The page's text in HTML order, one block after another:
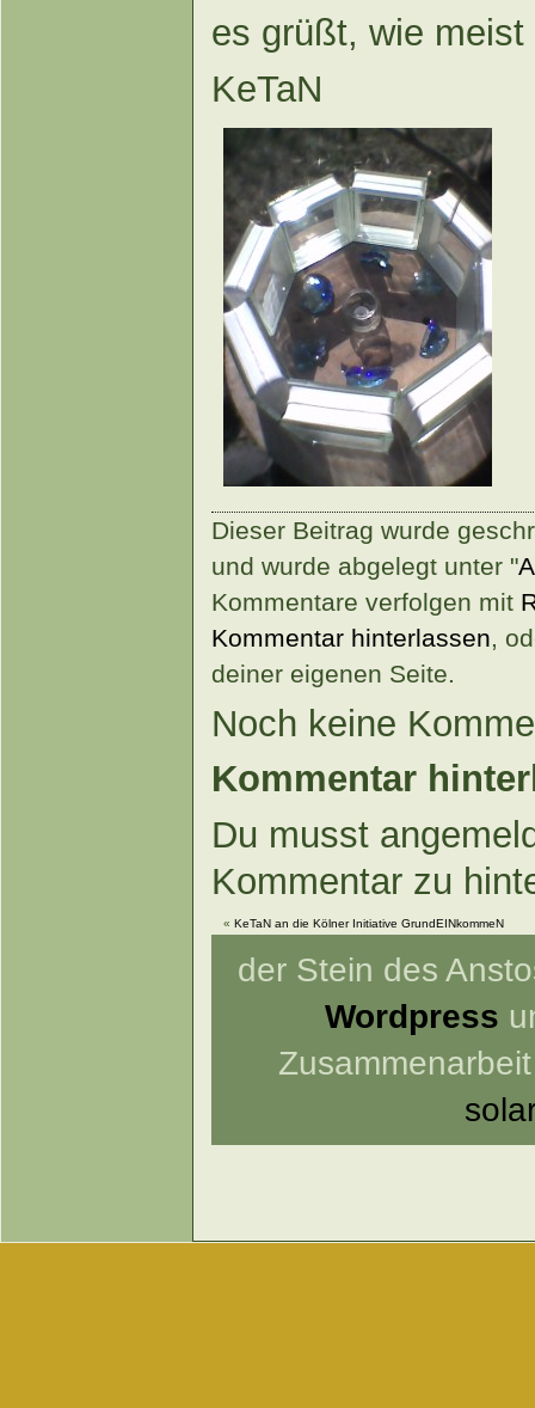
es grüßt, wie
KeTaN
Dieser Beitrag wurde
und wurde abgelegt unter "
Kommentare verfolgen mit
Kommentar hinterlassen,
deiner eigenen Seite.
Noch keine
Kommentar
Du musst
Kommentar zu
« KeTaN an die Kölner Initiative GrundEINkommeN
der Stein des
Wordpress